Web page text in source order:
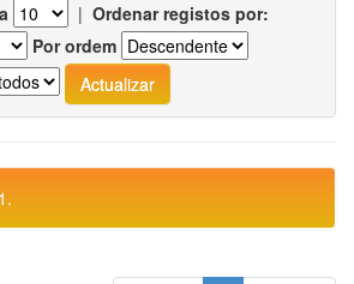
| Ordenar registos por:
Por ordem